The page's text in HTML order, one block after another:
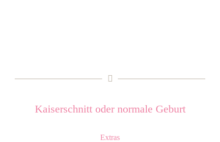
Kaiserschnitt oder normale Geburt
Extras